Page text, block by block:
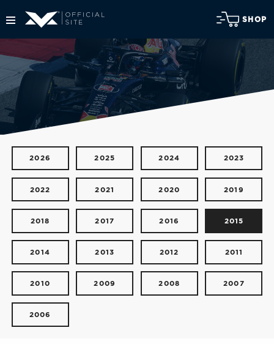
SHOP
2026 2025 2024 2023
2022 2021 2020 2019
2018 2017 2016 2015
2014 2013 2012 2011
2010 2009 2008 2007
2006